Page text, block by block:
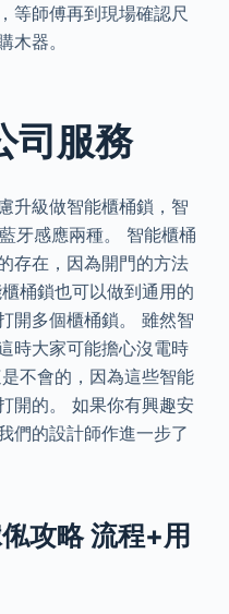
等師傅再到現場確認尺
木器。
司服務
升級做智能櫃桶鎖，智
牙感應兩種。 智能櫃桶
存在，因為開門的方法
桶鎖也可以做到通用的
開多個櫃桶鎖。 雖然智
時大家可能擔心沒電時
不會的，因為這些智能
開的。 如果你有興趣安
們的設計師作進一步了
攻略 流程+用